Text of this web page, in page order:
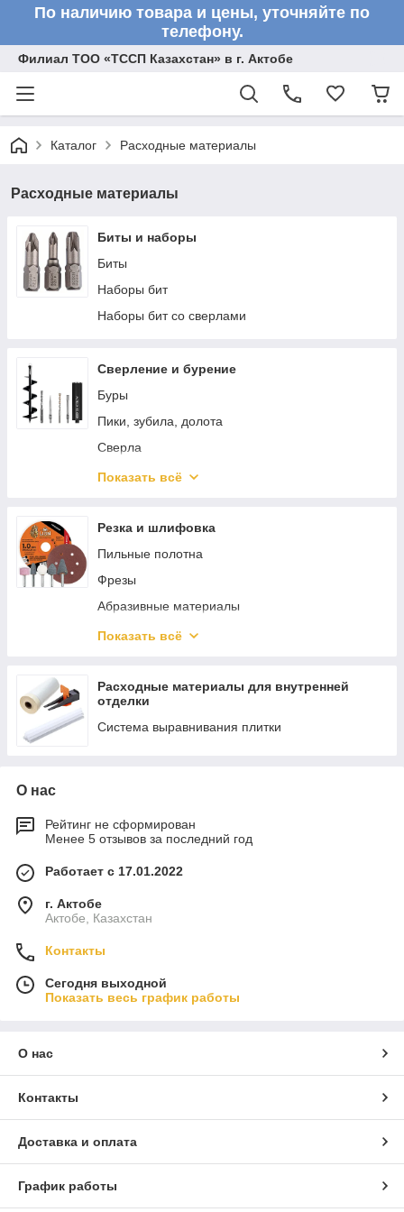
По наличию товара и цены, уточняйте по
телефону.
Филиал ТОО «ТССП Казахстан» в г. Актобе
Каталог Расходные материалы
Расходные материалы
Биты и наборы
Биты
Наборы бит
Наборы бит со сверлами
Сверление и бурение
Буры
Пики, зубила, долота
Сверла
Коронки
Показать всё
Резка и шлифовка
Пильные полотна
Фрезы
Абразивные материалы
Шлифовальные чашки
Диски
Наборы фрез
Круги лепестковые веерные для дрелей
Показать всё
Расходные материалы для внутренней
отделки
Система выравнивания плитки
О нас
Рейтинг не сформирован
Менее 5 отзывов за последний год
Работает с 17.01.2022
г. Актобе
Актобе, Казахстан
Контакты
Сегодня выходной
Показать весь график работы
О нас
Контакты
Доставка и оплата
График работы